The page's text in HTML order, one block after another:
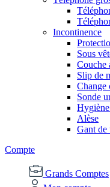
Incontinence
Sous
Couche
Slip de
Change
Sonde
Alèse
Gant de
Compte
Grands Comptes